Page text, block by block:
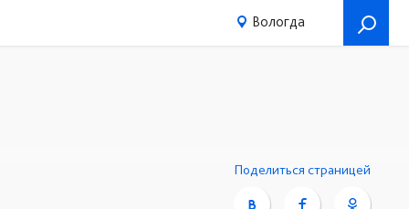
Вологда
Поделиться страницей